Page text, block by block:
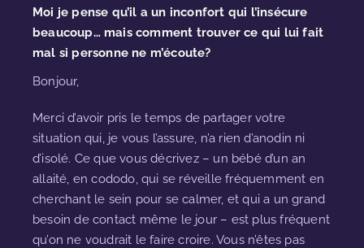
Moi je pense qu’il a un inconfort qui l’insécure
beaucoup… mais comment trouver ce qui lui fait
mal si personne ne m’écoute?
Bonjour,
Merci d’avoir pris le temps de partager votre
situation qui, je vous l’assure, n’a rien d’anodin ni
d’isolé. Ce que vous décrivez – un bébé d’un an
allaité, en cododo, qui se réveille fréquemment en
cherchant le sein pour se calmer, et qui a un grand
besoin de contact même le jour – est plus fréquent
qu’on ne voudrait le faire croire. Vous n’êtes pas